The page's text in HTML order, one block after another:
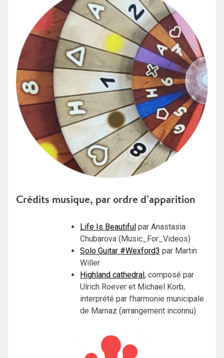
Crédits musique, par ordre d’apparition
Life Is Beautiful par Anastasia
Chubarova (Music_For_Videos)
Solo Guitar #Wexford3 par Martin
Willer
Highland cathedral, composé par
Ulrich Roever et Michael Korb,
interprété par l’harmonie municipale
de Marnaz (arrangement inconnu)